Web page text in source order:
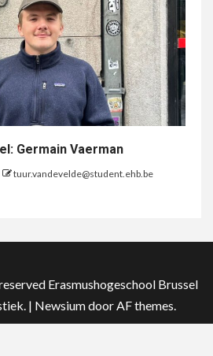
Germain Vaerman
tuur.vandevelde@student.ehb.be
Erasmushogeschool Brussel
| Newsiumdoor AF themes.